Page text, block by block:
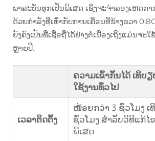
ພາລະບັນທຸກເປັນພິເສດ ເຊິ່ງຈະຈຳລອງເຫດກ
ດ້ວຍກຳລັງທີ່ເທົ່າກັບການເຄື່ອນທີ່ຂ້າງຂວາ
ຍັງຄົງເປັນທີ່ເຊື່ອຖືໄດ້ຢ່າງຕໍ່ເນື່ອງເຖິງແມ່ນຈະໃ
ຫຼາຍປີ.
ຄວາມເຂົ້າກັນໄດ້ ເທິບ
ໃຊ້ງານທົ່ວໄປ
ເວລາຕິດຕັ້ງ
ໜ້ອຍກວ່າ 3 ຊົ່ວໂມງ ເ
ຊົ່ວໂມງ ສຳລັບວິທີແກ້ໄ
ພິເສດ